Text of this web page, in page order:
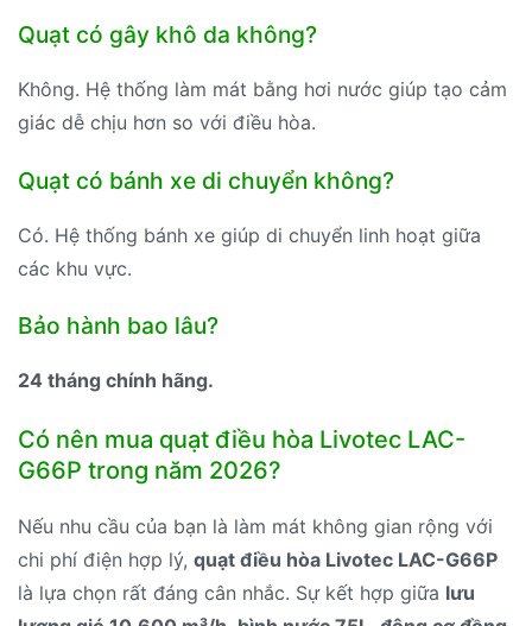
Quạt có gây khô da không?
Không. Hệ thống làm mát bằng hơi nước giúp tạo cảm
giác dễ chịu hơn so với điều hòa.
Quạt có bánh xe di chuyển không?
Có. Hệ thống bánh xe giúp di chuyển linh hoạt giữa
các khu vực.
Bảo hành bao lâu?
24 tháng chính hãng.
Có nên mua quạt điều hòa Livotec LAC-
G66P trong năm 2026?
Nếu nhu cầu của bạn là làm mát không gian rộng với
chi phí điện hợp lý, quạt điều hòa Livotec LAC-G66P
là lựa chọn rất đáng cân nhắc. Sự kết hợp giữa lưu